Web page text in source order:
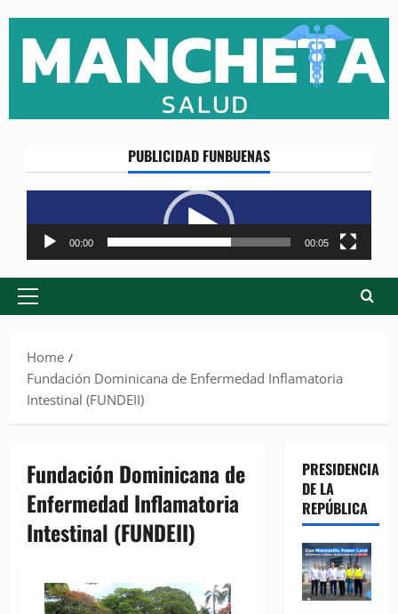
content
PUBLICIDAD FUNBUENAS
Reproductor
de
vídeo
00:00 00:05
Primary
Home
Fundación Dominicana de Enfermedad Inflamatoria
Intestinal (FUNDEII)
Fundación Dominicana de
Enfermedad Inflamatoria
Intestinal (FUNDEII)
PRESIDENCIA
DE LA
REPÚBLICA